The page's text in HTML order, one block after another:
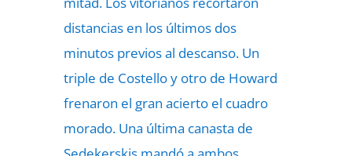
distancias en los últimos dos
minutos previos al descanso. Un
triple de Costello y otro de Howard
frenaron el gran acierto el cuadro
morado. Una última canasta de